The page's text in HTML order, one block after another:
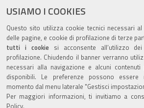
USIAMO I COOKIES
Questo sito utilizza cookie tecnici necessari
delle pagine, e cookie di profilazione di terze
tutti i cookiesi acconsente all’utilizzo
profilazione. Chiudendo il banner verranno
necessari alla navigazione e alcuni
disponibili. Le preferenze possono essere
momento dal menu laterale "Gestisci
Per maggiori informazioni, ti invitiamo a
Policy.
Agenda eventi
torna alla sezione
Valuta